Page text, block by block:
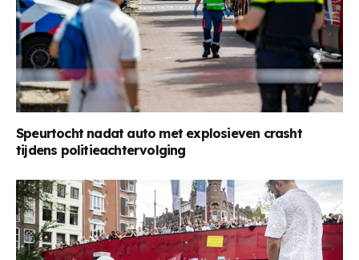
Speurtocht nadat auto met explosieven crasht
tijdens politieachtervolging